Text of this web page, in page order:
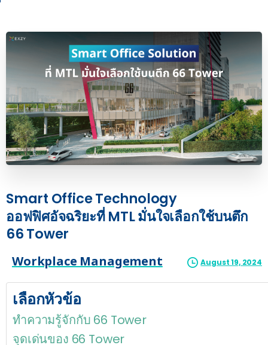
Smart OfficeTechnology
ออฟฟิศอัจฉริยะที่ MTLมั่นใจเลือกใช้บนตึก
66Tower
Workplace Management August 19, 2024
เลือกหัวข้อ
ทำความรู้จักกับ 66 Tower
จุดเด่นของ 66 Tower